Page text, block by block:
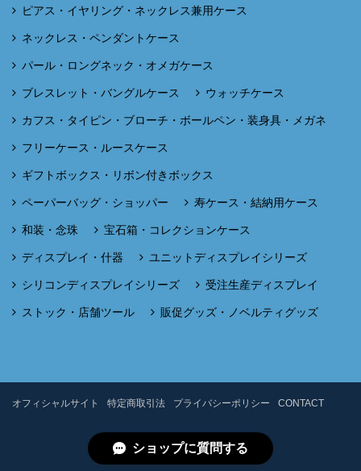
ピアス・イヤリング・ネックレス兼用ケース
ネックレス・ペンダントケース
パール・ロングネック・オメガケース
ブレスレット・バングルケース ウォッチケース
カフス・タイピン・ブローチ・ボールペン・装身具・メガネ
フリーケース・ルースケース
ギフトボックス・リボン付きボックス
ペーパーバッグ・ショッパー 寿ケース・結納用ケース
和装・念珠 宝石箱・コレクションケース
ディスプレイ・什器 ユニットディスプレイシリーズ
シリコンディスプレイシリーズ 受注生産ディスプレイ
ストック・店舗ツール 販促グッズ・ノベルティグッズ
オフィシャルサイト 特定商取引法 プライバシーポリシー CONTACT
ショップに質問する